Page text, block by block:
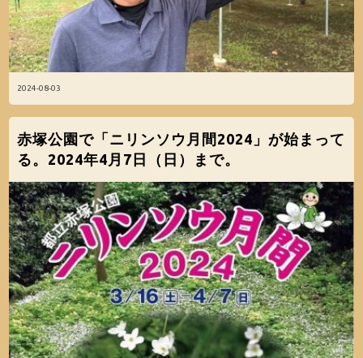
2024-08-03
赤塚公園で「ニリンソウ月間2024」が始まって
る。2024年4月7日（日）まで。